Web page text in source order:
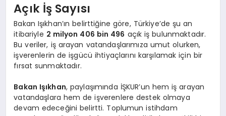
Açık İş Sayısı
Bakan Işıkhan’ın belirttiğine göre, Türkiye’de şu an
itibariyle 2 milyon 406 bin 496 açık iş bulunmaktadır.
Bu veriler, iş arayan vatandaşlarımıza umut olurken,
işverenlerin de işgücü ihtiyaçlarını karşılamak için bir
fırsat sunmaktadır.
Bakan Işıkhan, paylaşımında İŞKUR’un hem iş arayan
vatandaşlara hem de işverenlere destek olmaya
devam edeceğini belirtti. Toplumun istihdam